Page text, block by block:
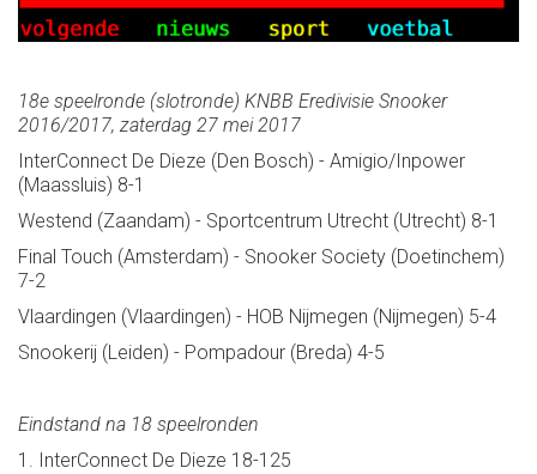
18e speelronde (slotronde) KNBB Eredivisie Snooker
2016/2017, zaterdag 27 mei 2017
InterConnect De Dieze (Den Bosch) - Amigio/Inpower
(Maassluis) 8-1
Westend (Zaandam) - Sportcentrum Utrecht (Utrecht) 8-1
Final Touch (Amsterdam) - Snooker Society (Doetinchem)
7-2
Vlaardingen (Vlaardingen) - HOB Nijmegen (Nijmegen) 5-4
Snookerij (Leiden) - Pompadour (Breda) 4-5
Eindstand na 18 speelronden
1. InterConnect De Dieze 18-125